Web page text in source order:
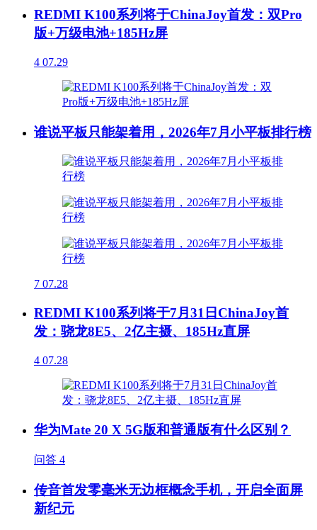
REDMI K100系列将于ChinaJoy首发：双Pro
版+万级电池+185Hz屏
4 07.29
谁说平板只能架着用，2026年7月小平板排行榜
7 07.28
REDMI K100系列将于7月31日ChinaJoy首
发：骁龙8E5、2亿主摄、185Hz直屏
4 07.28
华为Mate 20 X 5G版和普通版有什么区别？
问答 4
传音首发零毫米无边框概念手机，开启全面屏
新纪元